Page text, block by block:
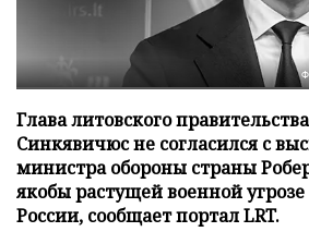
Глава литовского
Синкявичюс не согласился с
министра обороны страны
якобы растущей военной
России, сообщает портал LRT.